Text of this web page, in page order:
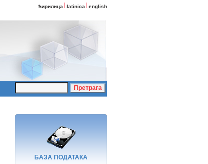
ћирилица latinica english
БАЗA ПОДАТАКА